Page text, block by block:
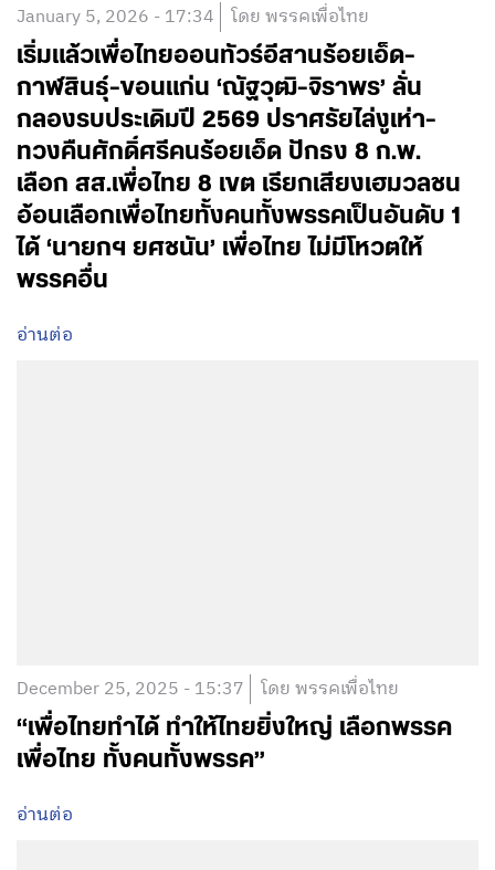
January 5, 2026 - 17:34 โดย พรรคเพื่อไทย
เริ่มแล้วเพื่อไทยออนทัวร์อีสานร้อยเอ็ด-
กาฬสินธุ์-ขอนแก่น ‘ณัฐวุฒิ-จิราพร’ ลั่น
กลองรบประเดิมปี 2569 ปราศรัยไล่งูเห่า-
ทวงคืนศักดิ์ศรีคนร้อยเอ็ด ปักธง 8 ก.พ.
เลือก สส.เพื่อไทย 8 เขต เรียกเสียงเฮมวลชน
อ้อนเลือกเพื่อไทยทั้งคนทั้งพรรคเป็นอันดับ 1
ได้ ‘นายกฯ ยศชนัน’ เพื่อไทย ไม่มีโหวตให้
พรรคอื่น
อ่านต่อ
December 25, 2025 - 15:37 โดย พรรคเพื่อไทย
“เพื่อไทยทำได้ ทำให้ไทยยิ่งใหญ่ เลือกพรรค
เพื่อไทย ทั้งคนทั้งพรรค”
อ่านต่อ